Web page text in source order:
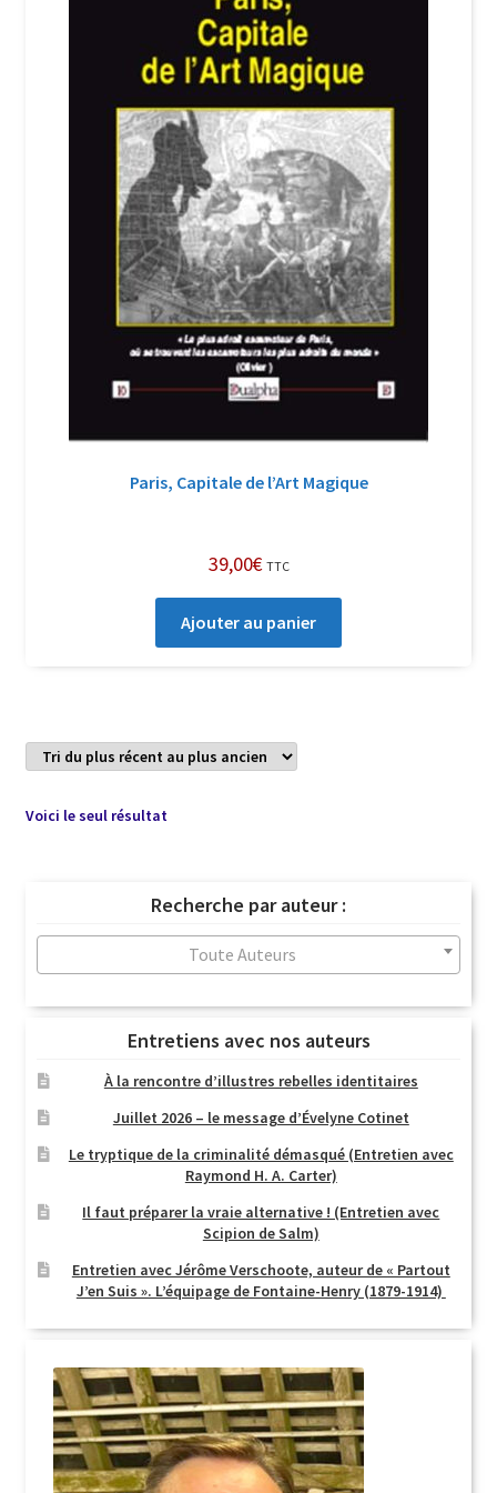
Nous Contacter
Politique de confidentialité et cookies
Qui sommes-nous ?
Soutien à Philippe Randa
Suivi de la Commande
Paris, Capitale de l’Art Magique
39,00€ TTC
Ajouter au panier
Voici le seul résultat
Recherche par auteur :
Toute Auteurs
Entretiens avec nos auteurs
À la rencontre d’illustres rebelles identitaires
Juillet 2026 – le message d’Évelyne Cotinet
Le tryptique de la criminalité démasqué (Entretien avec
Raymond H. A. Carter)
Il faut préparer la vraie alternative ! (Entretien avec
Scipion de Salm)
Entretien avec Jérôme Verschoote, auteur de « Partout
J’en Suis ». L’équipage de Fontaine-Henry (1879-1914)